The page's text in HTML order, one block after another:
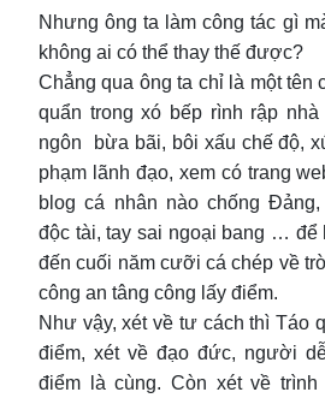
Nhưng ông ta làm công tác gì
không ai có thể thay thế được?
Chẳng qua ông ta chỉ là một tên
quẩn trong xó bếp rình rập
ngôn bừa bãi, bôi xấu chế độ,
phạm lãnh đạo, xem có trang
blog cá nhân nào chống
độc tài, tay sai ngoại bang … để
đến cuối năm cưỡi cá chép về
công an tâng công lấy điểm.
Như vậy, xét về tư cách thì Táo
điểm, xét về đạo đức, người
điểm là cùng. Còn xét về